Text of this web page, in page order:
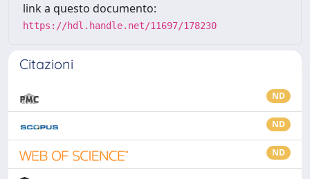
link a questo documento:
https://hdl.handle.net/11697/178230
Citazioni
ND
ND
ND